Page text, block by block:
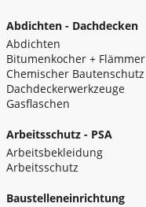
Abdichten - Dachdecken
Abdichten
Bitumenkocher + Flämmer
Chemischer Bautenschutz
Dachdeckerwerkzeuge
Gasflaschen
Arbeitsschutz - PSA
Arbeitsbekleidung
Arbeitsschutz
Baustelleneinrichtung